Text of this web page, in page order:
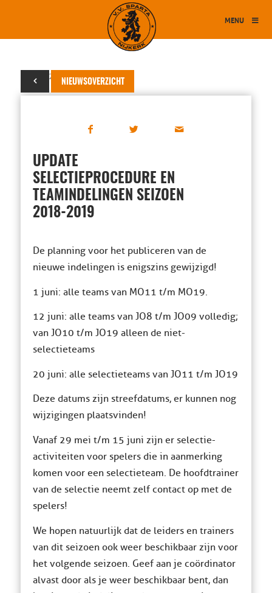
MENU
NIEUWSOVERZICHT
29 mei 2018
UPDATE
SELECTIEPROCEDURE EN
TEAMINDELINGEN SEIZOEN
2018-2019
De planning voor het publiceren van de
nieuwe indelingen is enigszins gewijzigd!
1 juni: alle teams van MO11 t/m MO19.
12 juni: alle teams van JO8 t/m JO09 volledig;
van JO10 t/m JO19 alleen de niet-
selectieteams
20 juni: alle selectieteams van JO11 t/m JO19
Deze datums zijn streefdatums, er kunnen nog
wijzigingen plaatsvinden!
Vanaf 29 mei t/m 15 juni zijn er selectie-
activiteiten voor spelers die in aanmerking
komen voor een selectieteam. De hoofdtrainer
van de selectie neemt zelf contact op met de
spelers!
We hopen natuurlijk dat de leiders en trainers
van dit seizoen ook weer beschikbaar zijn voor
het volgende seizoen. Geef aan je coördinator
alvast door als je weer beschikbaar bent, dan